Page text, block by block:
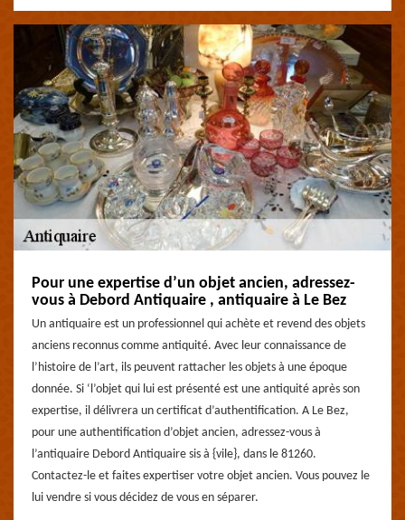
Pour une expertise d’un objet ancien, adressez-
vous à Debord Antiquaire , antiquaire à Le Bez
Un antiquaire est un professionnel qui achète et revend des objets
anciens reconnus comme antiquité. Avec leur connaissance de
l’histoire de l’art, ils peuvent rattacher les objets à une époque
donnée. Si ‘l’objet qui lui est présenté est une antiquité après son
expertise, il délivrera un certificat d’authentification. A Le Bez,
pour une authentification d’objet ancien, adressez-vous à
l’antiquaire Debord Antiquaire sis à {vile}, dans le 81260.
Contactez-le et faites expertiser votre objet ancien. Vous pouvez le
lui vendre si vous décidez de vous en séparer.